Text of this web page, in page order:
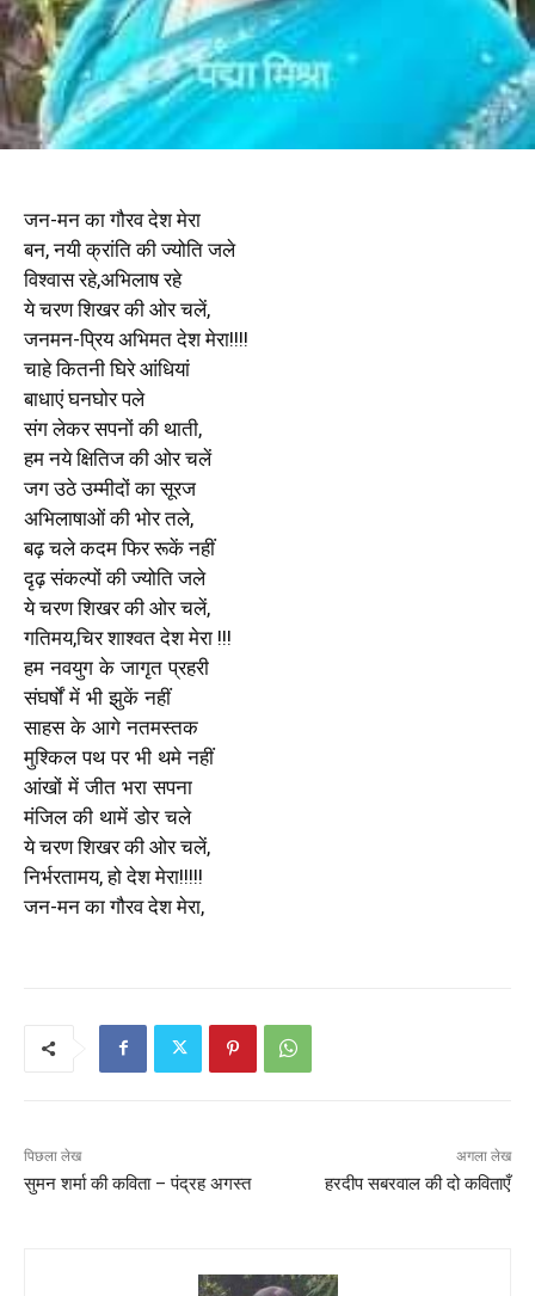
जन-मन का गौरव देश मेरा
बन, नयी क्रांति की ज्योति जले
विश्वास रहे,अभिलाष रहे
ये चरण शिखर की ओर चलें,
जनमन-प्रिय अभिमत देश मेरा!!!!
चाहे कितनी घिरे आंधियां
बाधाएं घनघोर पले
संग लेकर सपनों की थाती,
हम नये क्षितिज की ओर चलें
जग उठे उम्मीदों का सूरज
अभिलाषाओं की भोर तले,
बढ़ चले कदम फिर रूकें नहीं
दृढ़ संकल्पों की ज्योति जले
ये चरण शिखर की ओर चलें,
गतिमय,चिर शाश्वत देश मेरा !!!
हम नवयुग के जागृत प्रहरी
संघर्षों में भी झुकें नहीं
साहस के आगे नतमस्तक
मुश्किल पथ पर भी थमे नहीं
आंखों में जीत भरा सपना
मंजिल की थामें डोर चले
ये चरण शिखर की ओर चलें,
निर्भरतामय, हो देश मेरा!!!!!
जन-मन का गौरव देश मेरा,
पिछला लेख
सुमन शर्मा की कविता – पंद्रह अगस्त
अगला लेख
हरदीप सबरवाल की दो कविताएँ